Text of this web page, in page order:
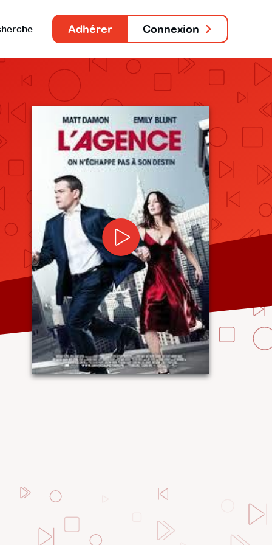
Adhérer Connexion